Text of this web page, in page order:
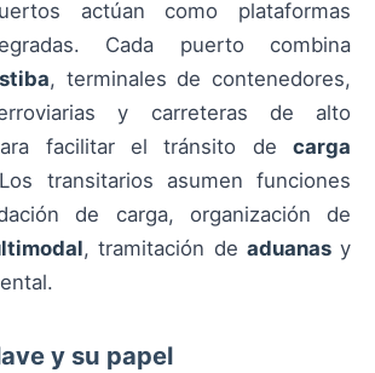
actúan como plataformas
Cada puerto combina
, terminales de contenedores,
y carreteras de alto
facilitar el tránsito de carga
transitarios asumen funciones
de carga, organización de
, tramitación de aduanasy
y su papel